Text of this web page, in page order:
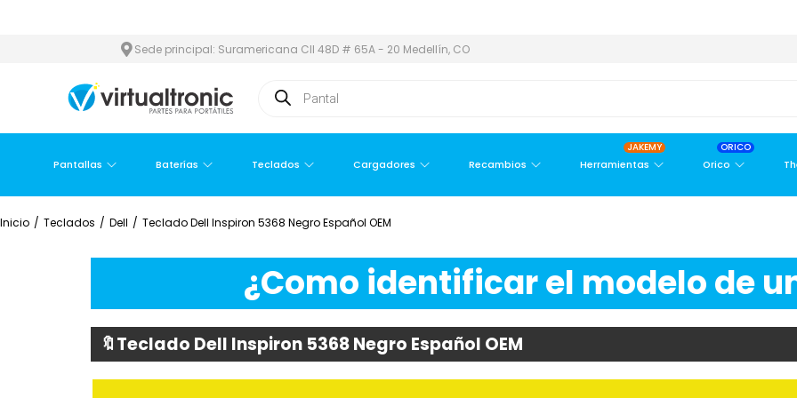
Sede principal: Suramericana Cll 48D # 65A - 20 Medellín, CO
Pantallas Baterías Teclados Cargadores Recambios Herramientas
JAKEMY
Orico
ORICO
Inicio / Teclados / Dell / Teclado Dell Inspiron 5368 Negro Español OEM
¿Como identificar el modelo de
🔖Teclado Dell Inspiron 5368 Negro Español OEM